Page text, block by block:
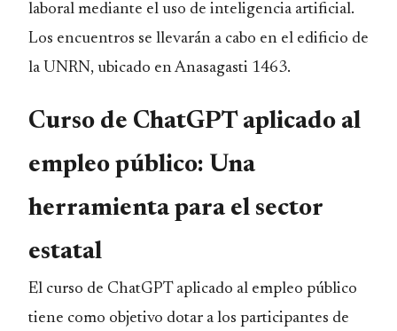
laboral mediante el uso de inteligencia artificial.
Los encuentros se llevarán a cabo en el edificio de
la UNRN, ubicado en Anasagasti 1463.
Curso de ChatGPT aplicado al
empleo público: Una
herramienta para el sector
estatal
El curso de ChatGPT aplicado al empleo público
tiene como objetivo dotar a los participantes de